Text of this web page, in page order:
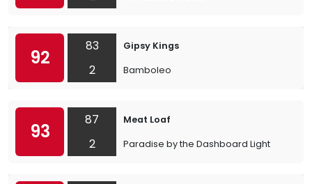
92
83
2
Gipsy Kings
Bamboleo
93
87
2
Meat Loaf
Paradise by the Dashboard Light